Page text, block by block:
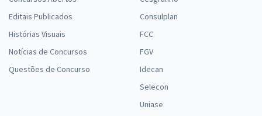
Editais Publicados
Histórias Visuais
Notícias de Concursos
Questões de Concurso
Consulplan
FCC
FGV
Idecan
Selecon
Uniase